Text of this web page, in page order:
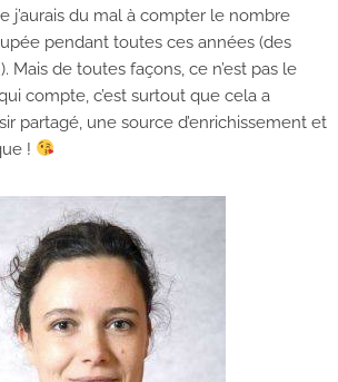
j’aurais du mal à compter le nombre
pendant toutes ces années (des
Mais de toutes façons, ce n’est pas le
compte, c’est surtout que cela a
partagé, une source d’enrichissement et
!